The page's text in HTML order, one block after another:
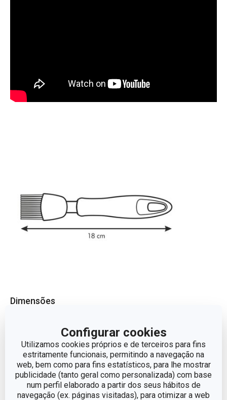
Configurar cookies
Utilizamos cookies próprios e de terceiros para fins
estritamente funcionais, permitindo a navegação na
web, bem como para fins estatísticos, para lhe mostrar
publicidade (tanto geral como personalizada) com base
num perfil elaborado a partir dos seus hábitos de
navegação (ex. páginas visitadas), para otimizar a web
Dimensões
COMPRIMENTO (CM)
Outros parâmetros
CATEGORIA utensílios de cozinha